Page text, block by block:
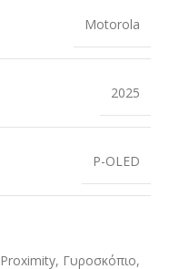
Motorola
2025
P-OLED
Proximity, Γυροσκόπιο,